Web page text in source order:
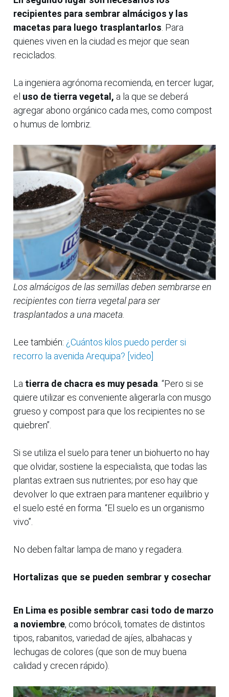
recipientes para sembrar almácigos y las
macetas para luego trasplantarlos . Para
quienes viven en la ciudad es mejor que sean
reciclados.
La ingeniera agrónoma recomienda, en tercer lugar,
el uso de tierra vegetal, a la que se deberá
agregar abono orgánico cada mes, como compost
o humus de lombriz.
Los almácigos de las semillas deben sembrarse en
recipientes con tierra vegetal para ser
trasplantados a una maceta.
Lee también: ¿Cuántos kilos puedo perder si
recorro la avenida Arequipa? [video]
La tierra de chacra es muy pesada . “Pero si se
quiere utilizar es conveniente aligerarla con musgo
grueso y compost para que los recipientes no se
quiebren”.
Si se utiliza el suelo para tener un biohuerto no hay
que olvidar, sostiene la especialista, que todas las
plantas extraen sus nutrientes; por eso hay que
devolver lo que extraen para mantener equilibrio y
el suelo esté en forma. “El suelo es un organismo
vivo”.
No deben faltar lampa de mano y regadera.
Hortalizas que se pueden sembrar y cosechar
En Lima es posible sembrar casi todo de marzo
a noviembre, como brócoli, tomates de distintos
tipos, rabanitos, variedad de ajíes, albahacas y
lechugas de colores (que son de muy buena
calidad y crecen rápido).